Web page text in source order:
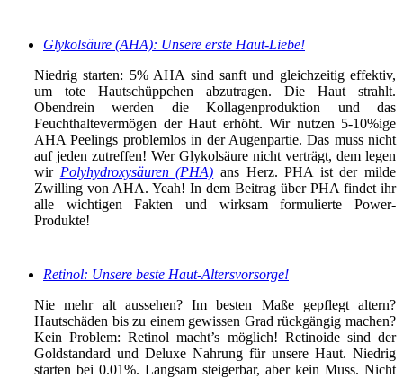
Glykolsäure (AHA): Unsere erste Haut-Liebe!
Niedrig starten: 5% AHA sind sanft und gleichzeitig effektiv,
um tote Hautschüppchen abzutragen. Die Haut strahlt.
Obendrein werden die Kollagenproduktion und das
Feuchthaltevermögen der Haut erhöht. Wir nutzen 5-10%ige
AHA Peelings problemlos in der Augenpartie. Das muss nicht
auf jeden zutreffen! Wer Glykolsäure nicht verträgt, dem legen
wir Polyhydroxysäuren (PHA) ans Herz. PHA ist der milde
Zwilling von AHA. Yeah! In dem Beitrag über PHA findet ihr
alle wichtigen Fakten und wirksam formulierte Power-
Produkte!
Retinol: Unsere beste Haut-Altersvorsorge!
Nie mehr alt aussehen? Im besten Maße gepflegt altern?
Hautschäden bis zu einem gewissen Grad rückgängig machen?
Kein Problem: Retinol macht’s möglich! Retinoide sind der
Goldstandard und Deluxe Nahrung für unsere Haut. Niedrig
starten bei 0.01%. Langsam steigerbar, aber kein Muss. Nicht